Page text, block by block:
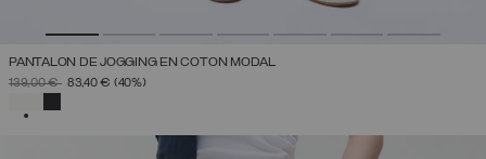
PANTALON DE JOGGING EN COTON MODAL
PRIX RÉDUIT DE
139,00 €À83,40 € (40%)